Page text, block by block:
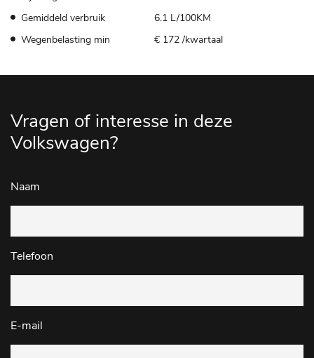
Gemiddeld verbruik
6.1 L/100KM
Wegenbelasting min
€ 172 /kwartaal
Vragen of interesse in deze
Volkswagen?
Naam
Telefoon
E-mail